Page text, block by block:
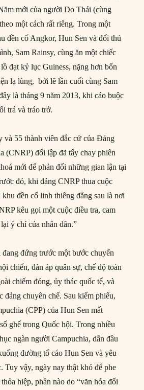
mới của người Do Thái (cùng
một cách rất riêng. Trong một
đền cổ Angkor, Hun Sen và đối thủ
Sam Rainsy, cùng ăn một chiếc
đạt kỷ lục Guiness, nặng hơn bốn
lạ lùng, bởi lẽ lần cuối cùng Sam
là tháng 9 năm 2013, khi cáo buộc
trá và tráo trở.
và 55 thành viên đắc cử của Đảng
(CNRP) đối lập đã tẩy chay phiên
mới để phản đối những gian lận tại
đó, khi đảng CNRP thua cuộc
đền cổ linh thiêng đằng sau là nơi
kêu gọi một cuộc điều tra, cam
ý chí của nhân dân.”
đứng trước một bước chuyển
chiến, đàn áp quân sự, chế độ toàn
chiếm đóng, ủy thác quốc tế, và
đảng chuyên chế. Sau kiểm phiếu,
(CPP) của Hun Sen mất
ghế trong Quốc hội. Trong nhiều
ngàn người Campuchia, dẫn đầu
đường tố cáo Hun Sen và yêu
Tuy vậy, ngày nay thật khó để phe
hiệp, phần nào do “văn hóa đối